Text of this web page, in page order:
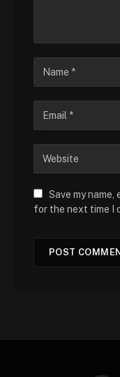
Save my name,
for the next time I